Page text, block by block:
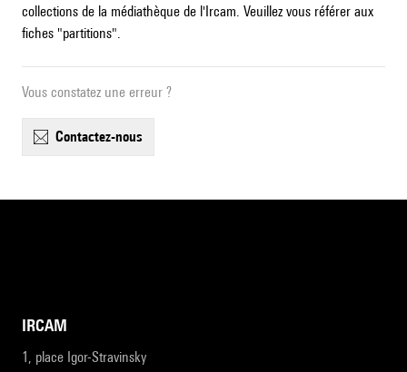
collections de la médiathèque de l'Ircam. Veuillez vous référer aux
fiches "partitions".
Vous constatez une erreur ?
contactez-nous
IRCAM
1, place Igor-Stravinsky